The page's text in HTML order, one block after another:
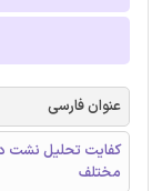
عنوان فارسی
کفایت تحلیل نشت
مختلف